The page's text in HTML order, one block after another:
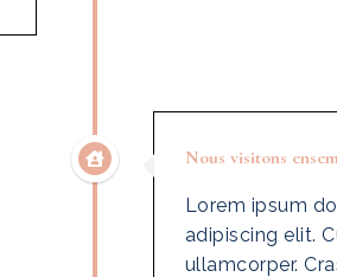
Nous visitons
Lorem ipsum
adipiscing elit.
ullamcorper.